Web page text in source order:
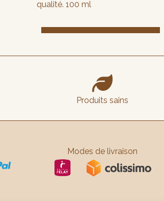
qualité. 100 ml

Produits sains
Modes de livraison